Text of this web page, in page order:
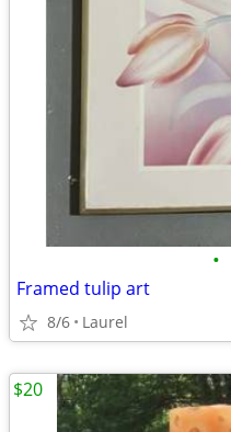
•
Framed tulip art
8/6 Laurel
$20